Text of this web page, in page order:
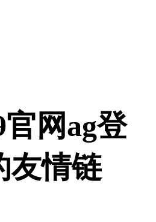
网ag登
友情链